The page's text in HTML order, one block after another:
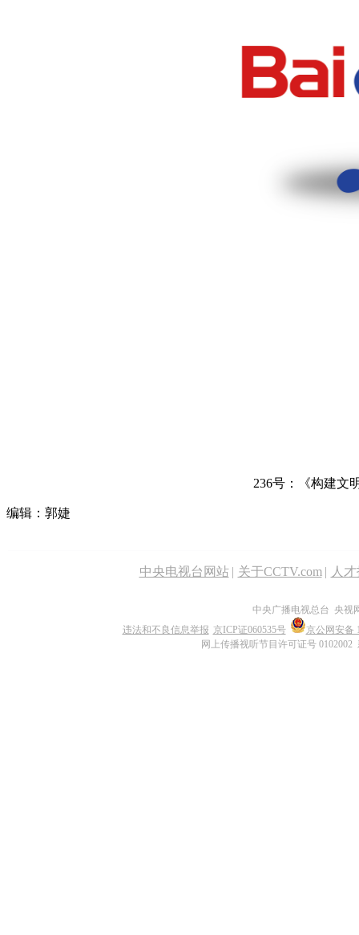
236号：《构建文
编辑：郭婕
中央电视台网站 | 关于CCTV.com | 人
中央广播电视总台 央视
违法和不良信息举报 京ICP证060535号
京公网安备
网上传播视听节目许可证号 0102002